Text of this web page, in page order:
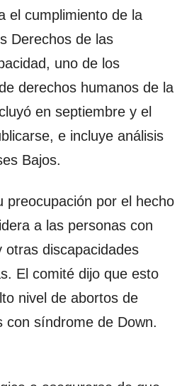
el cumplimiento de la
Derechos de las
uno de los
derechos humanos de la
en septiembre y el
e incluye análisis
Bajos.
preocupación por el hecho
a las personas con
discapacidades
El comité dijo que esto
nivel de abortos de
con síndrome de Down.